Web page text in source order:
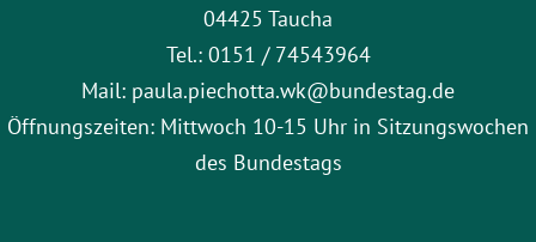
04425 Taucha
Tel.: 0151 / 74543964
Mail: paula.piechotta.wk@bundestag.de
Öffnungszeiten: Mittwoch 10-15 Uhr in Sitzungswochen
des Bundestags